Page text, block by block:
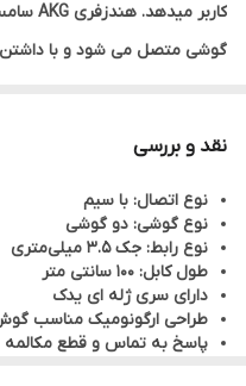
گوشی متصل می شود و با داشتن
است و داخل گوش قرار
همراه با محصول ارائه می شود
میکروفون بسیار قوی و کارآمدی
کند. این میکروفون پشت
نقد و بررسی
نوع اتصال: با سیم
نوع گوشی: دو گوشی
نوع رابط: جک 3.5 میلی‌متری
طول کابل: 100 سانتی متر
دارای سری ژله ای یدک
طراحی ارگونومیک مناسب
پاسخ به تماس و قطع مکالمه